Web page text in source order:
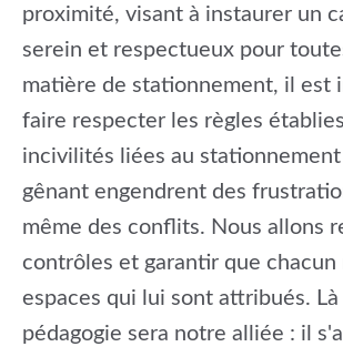
proximité, visant à instaurer un
serein et respectueux pour
matière de stationnement, il est
faire respecter les règles
incivilités liées au
gênant engendrent des
même des conflits. Nous allons
contrôles et garantir que chacun
espaces qui lui sont attribués.
pédagogie sera notre alliée : il